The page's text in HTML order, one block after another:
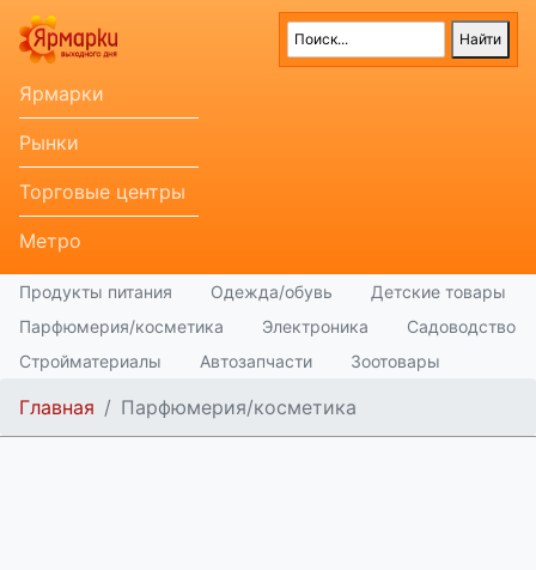
Ярмарки
Рынки
Торговые центры
Метро
Продукты питания Одежда/обувь
Детские товары
Парфюмерия/косметика
Электроника
Садоводство
Стройматериалы
Автозапчасти Зоотовары
Главная Парфюмерия/косметика